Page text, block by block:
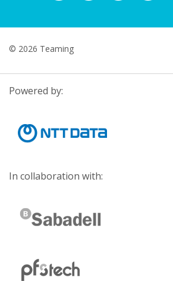
© 2026 Teaming
Powered by:
In collaboration with: